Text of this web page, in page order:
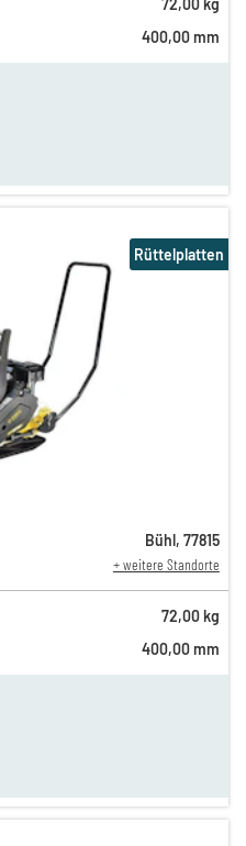
72,00 kg
400,00 mm
Rüttelplatten
Bühl, 77815
+ weitere Standorte
72,00 kg
400,00 mm